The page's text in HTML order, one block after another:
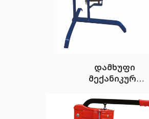
დამხუფი
მექანიკური